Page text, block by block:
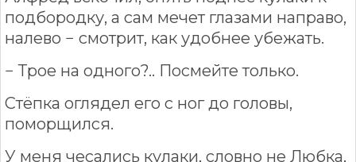
подбородку, а сам мечет глазами направо,
налево − смотрит, как удобнее убежать.
− Трое на одного?.. Посмейте только.
Стёпка оглядел его с ног до головы,
поморщился.
У меня чесались кулаки, словно не Любка,